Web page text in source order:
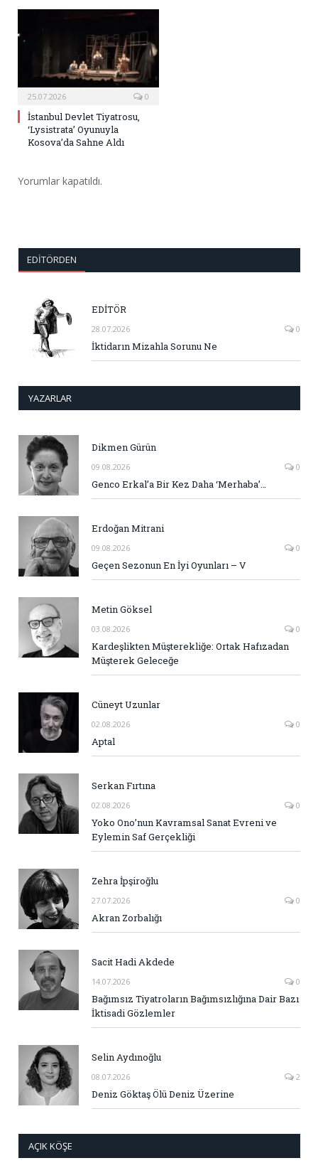
25.07.2026 0
İstanbul Devlet Tiyatrosu,
‘Lysistrata’ Oyunuyla
Kosova’da Sahne Aldı
Yorumlar kapatıldı.
EDITÖRDEN
EDİTÖR
28.07.2026 0
İktidarın Mizahla Sorunu Ne
YAZARLAR
Dikmen Gürün
09.08.2026 0
Genco Erkal’a Bir Kez Daha ‘Merhaba’…
Erdoğan Mitrani
09.08.2026 0
Geçen Sezonun En İyi Oyunları – V
Metin Göksel
03.08.2026 0
Kardeşlikten Müşterekliğe: Ortak Hafızadan
Müşterek Geleceğe
Cüneyt Uzunlar
02.08.2026 0
Aptal
Serkan Fırtına
02.08.2026 0
Yoko Ono’nun Kavramsal Sanat Evreni ve
Eylemin Saf Gerçekliği
Zehra İpşiroğlu
27.07.2026 0
Akran Zorbalığı
Sacit Hadi Akdede
14.07.2026 0
Bağımsız Tiyatroların Bağımsızlığına Dair Bazı
İktisadi Gözlemler
Selin Aydınoğlu
08.07.2026 2
Deniz Göktaş Ölü Deniz Üzerine
AÇIK KÖŞE